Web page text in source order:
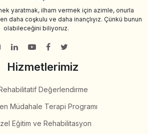
yaratmak, ilham vermek için azimle, onurla
daha coşkulu ve daha inançlıyız. Çünkü bunun
olabileceğini biliyoruz.
Hizmetlerimiz
Değerlendirme
Müdahale Terapi Programı
Eğitim ve Rehabilitasyon